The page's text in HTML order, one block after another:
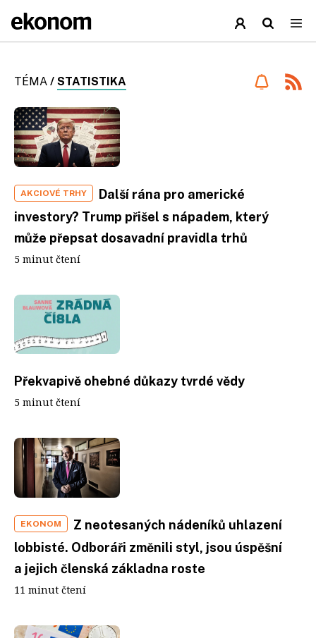
TÉMA / STATISTIKA
AKCIOVÉ TRHY
Další rána pro americké
investory? Trump přišel s nápadem, který
může přepsat dosavadní pravidla trhů
5 minut čtení
Překvapivě ohebné důkazy tvrdé vědy
5 minut čtení
EKONOM
Z neotesaných nádeníků uhlazení
lobbisté. Odboráři změnili styl, jsou úspěšní
a jejich členská základna roste
11 minut čtení